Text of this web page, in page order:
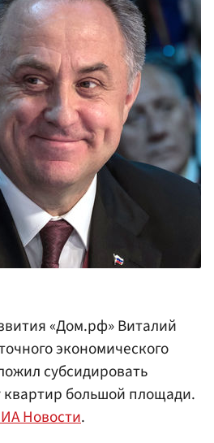
«Дом.рф» Виталий
экономического
субсидировать
квартир большой площади.
Новости.